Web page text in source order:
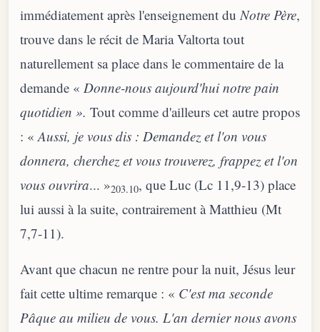
immédiatement après l'enseignement duNotre Père,
trouve dans le récit de Maria Valtorta tout
naturellement sa place dans le commentaire de la
demande « Donne-nous aujourd'hui notre pain
quotidien ». Tout comme d'ailleurs cet autre propos
: «Aussi, je vous dis : Demandez et l'on vous
donnera, cherchez et vous trouverez, frappez et l'on
vous ouvrira... »203.10, que Luc (Lc 11,9-13) place
lui aussi à la suite, contrairement à Matthieu (Mt
7,7-11).
Avant que chacun ne rentre pour la nuit, Jésus leur
fait cette ultime remarque : « C'est ma seconde
Pâque au milieu de vous. L'an dernier nous avons